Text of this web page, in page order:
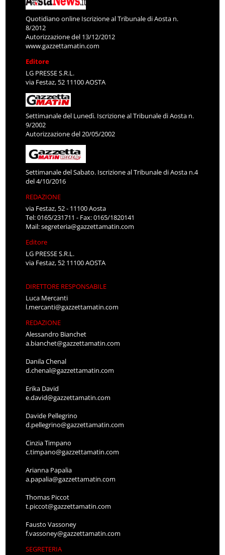
Quotidiano online Iscrizione al Tribunale di Aosta n.
8/2012
Autorizzazione del 13/12/2012
www.gazzettamatin.com
Editore
LG PRESSE S.R.L.
via Festaz, 52 11100 AOSTA
Settimanale del Lunedì. Iscrizione al Tribunale di Aosta n.
9/2002
Autorizzazione del 20/05/2002
Settimanale del Sabato. Iscrizione al Tribunale di Aosta n.4
del 4/10/2016
REDAZIONE
via Festaz, 52 - 11100 Aosta
Tel: 0165/231711 - Fax: 0165/1820141
Mail:segreteria@gazzettamatin.com
Editore
LG PRESSE S.R.L.
via Festaz, 52 11100 AOSTA
DIRETTORE RESPONSABILE
Luca Mercanti
l.mercanti@gazzettamatin.com
REDAZIONE
Alessandro Bianchet
a.bianchet@gazzettamatin.com
Danila Chenal
d.chenal@gazzettamatin.com
Erika David
e.david@gazzettamatin.com
Davide Pellegrino
d.pellegrino@gazzettamatin.com
Cinzia Timpano
c.timpano@gazzettamatin.com
Arianna Papalia
a.papalia@gazzettamatin.com
Thomas Piccot
t.piccot@gazzettamatin.com
Fausto Vassoney
f.vassoney@gazzettamatin.com
SEGRETERIA